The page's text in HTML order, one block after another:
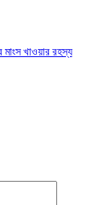
খাওয়ার রহস্য